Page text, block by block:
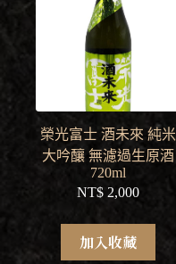
榮光富士 酒未來 純米
大吟釀 無濾過生原酒
720ml
NT$ 2,000
加入收藏